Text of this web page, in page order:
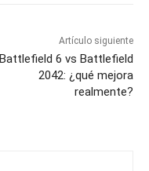
Artículo siguiente
Battlefield 6 vs Battlefield
2042: ¿qué mejora
realmente?